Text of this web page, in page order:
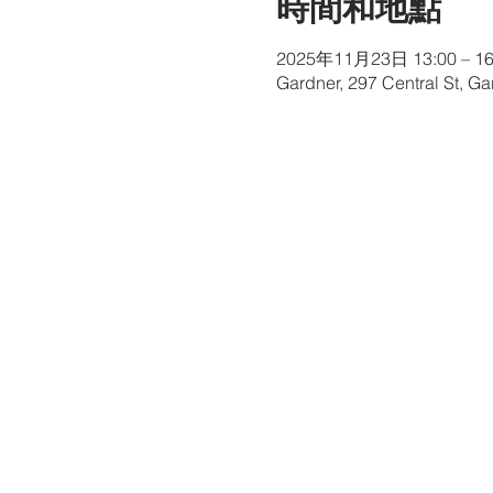
時間和地點
2025年11月23日 13:00 –
Gardner, 297 Central St,